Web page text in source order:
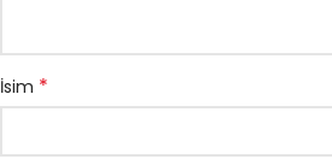
İsim *